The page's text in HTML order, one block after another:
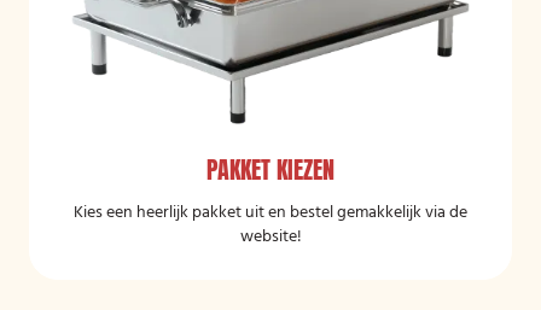
PAKKET KIEZEN
Kies een heerlijk pakket uit en bestel gemakkelijk via de
website!